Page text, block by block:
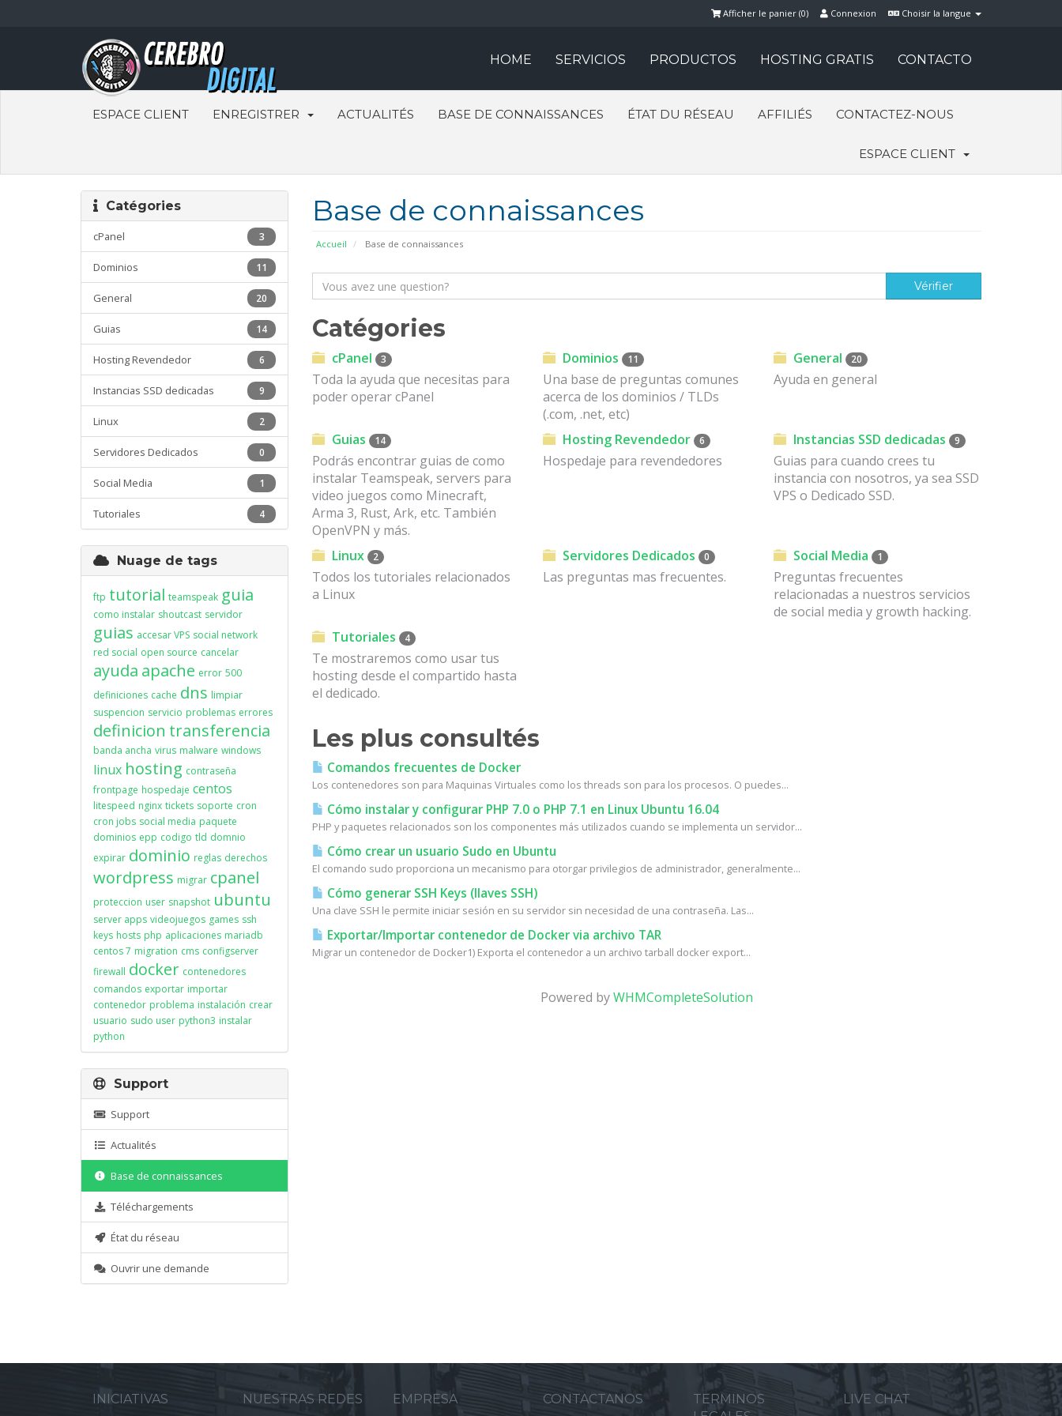
Choisir la langue
Connexion
Afficher le panier (0)
HOME SERVICIOS PRODUCTOS HOSTING GRATIS CONTACTO
ESPACE CLIENT ENREGISTRER ACTUALITÉS BASE DE CONNAISSANCES ÉTAT DU RÉSEAU AFFILIÉS CONTACTEZ-NOUS
ESPACE CLIENT
Base de connaissances
Accueil Base de connaissances
Catégories
3
cPanel
11
Dominios
20
General
14
Guias
6
Hosting Revendedor
9
Instancias SSD dedicadas
2
Linux
0
Servidores Dedicados
1
Social Media
4
Tutoriales
Catégories
cPanel 3
Toda la ayuda que necesitas para
poder operar cPanel
Dominios 11
Una base de preguntas comunes
acerca de los dominios / TLDs
(.com, .net, etc)
General 20
Ayuda en general
Guias 14
Podrás encontrar guias de como
instalar Teamspeak, servers para
video juegos como Minecraft,
Arma 3, Rust, Ark, etc. También
OpenVPN y más.
Hosting Revendedor 6
Hospedaje para revendedores
Instancias SSD dedicadas 9
Guias para cuando crees tu
instancia con nosotros, ya sea SSD
VPS o Dedicado SSD.
Linux 2
Todos los tutoriales relacionados
a Linux
Servidores Dedicados 0
Las preguntas mas frecuentes.
Social Media 1
Preguntas frecuentes
relacionadas a nuestros servicios
de social media y growth hacking.
Tutoriales
4
Te mostraremos como usar tus
hosting desde el compartido hasta
el dedicado.
Les plus consultés
Comandos frecuentes de Docker
Los contenedores son para Maquinas Virtuales como los threads son para los procesos. O puedes...
Cómo instalar y configurar PHP 7.0 o PHP 7.1 en Linux Ubuntu 16.04
PHP y paquetes relacionados son los componentes más utilizados cuando se implementa un servidor...
Cómo crear un usuario Sudo en Ubuntu
El comando sudo proporciona un mecanismo para otorgar privilegios de administrador, generalmente...
Cómo generar SSH Keys (llaves SSH)
Una clave SSH le permite iniciar sesión en su servidor sin necesidad de una contraseña. Las...
Exportar/Importar contenedor de Docker via archivo TAR
Migrar un contenedor de Docker1) Exporta el contenedor a un archivo tarball docker export...
Powered byWHMCompleteSolution
Nuage de tags
ftp tutorial teamspeak guia
como instalar shoutcast servidor
guias accesar VPS social network
red social open source cancelar
ayuda apache error 500
definiciones cache dns limpiar
suspencion servicio problemas errores
definicion transferencia
banda ancha virus malware windows
linux hosting contraseña
frontpage hospedaje centos
litespeed nginx tickets soporte cron
cron jobs social media paquete
dominios epp codigo tld domnio
expirar dominio reglas derechos
wordpress migrar cpanel
proteccion user snapshot ubuntu
server apps videojuegos games ssh
keys hosts php aplicaciones mariadb
centos 7 migration cms configserver
firewall docker contenedores
comandos exportar importar
contenedor problema instalación crear
usuario sudo user python3 instalar
python
Support
Support
Actualités
Base de connaissances
Téléchargements
État du réseau
Ouvrir une demande
INICIATIVAS NUESTRAS REDES EMPRESA CONTACTANOS
TERMINOS
LIVE CHAT